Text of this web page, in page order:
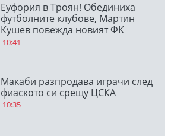
Еуфория в Троян! Обединиха
футболните клубове, Мартин
Кушев повежда новият ФК
Чавдар
10:41
Макаби разпродава играчи след
фиаското си срещу ЦСКА
10:35